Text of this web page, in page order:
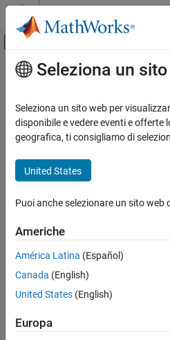
Vai al contenuto
Attiva/disattiva
Pagina iniziale della documentazione
Contenuto principale
Seleziona un
Seleziona un sito web per
disponibile e vedere eventi e offerte
geografica, ti consigliamo di
United States
Puoi anche selezionare un sito web
Americhe
América Latina (Español)
Canada (English)
United States (English)
Europa